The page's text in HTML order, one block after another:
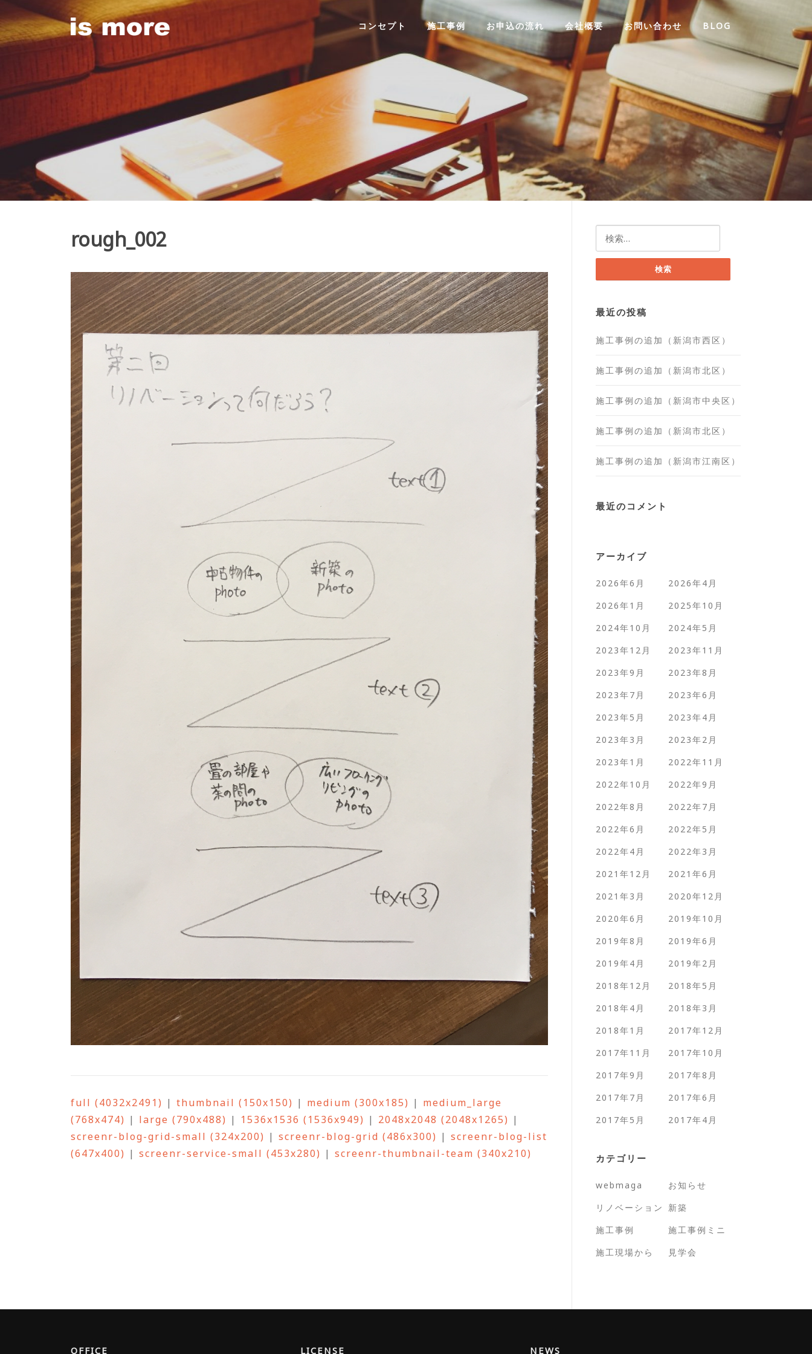
Skip
to
content
コンセプト 施工事例 お申込の流れ 会社概要 お問い合わせ BLOG
rough_002
full (4032x2491) | thumbnail (150x150) | medium (300x185) | medium_large
(768x474) | large (790x488) | 1536x1536 (1536x949) | 2048x2048 (2048x1265) |
screenr-blog-grid-small (324x200) | screenr-blog-grid (486x300) | screenr-blog-list
(647x400) | screenr-service-small (453x280) | screenr-thumbnail-team (340x210)
索:
最近の投稿
施工事例の追加（新潟市西区）
施工事例の追加（新潟市北区）
施工事例の追加（新潟市中央区）
施工事例の追加（新潟市北区）
施工事例の追加（新潟市江南区）
最近のコメント
アーカイブ
2026年6月
2026年4月
2026年1月
2025年10月
2024年10月
2024年5月
2023年12月
2023年11月
2023年9月
2023年8月
2023年7月
2023年6月
2023年5月
2023年4月
2023年3月
2023年2月
2023年1月
2022年11月
2022年10月
2022年9月
2022年8月
2022年7月
2022年6月
2022年5月
2022年4月
2022年3月
2021年12月
2021年6月
2021年3月
2020年12月
2020年6月
2019年10月
2019年8月
2019年6月
2019年4月
2019年2月
2018年12月
2018年5月
2018年4月
2018年3月
2018年1月
2017年12月
2017年11月
2017年10月
2017年9月
2017年8月
2017年7月
2017年6月
2017年5月
2017年4月
カテゴリー
webmaga
お知らせ
リノベーション
新築
施工事例
施工事例ミニ
施工現場から
見学会
OFFICE LICENSE NEWS